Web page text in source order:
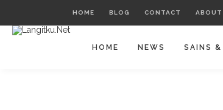
HOME BLOG CONTACT ABOUT
HOME NEWS SAINS &